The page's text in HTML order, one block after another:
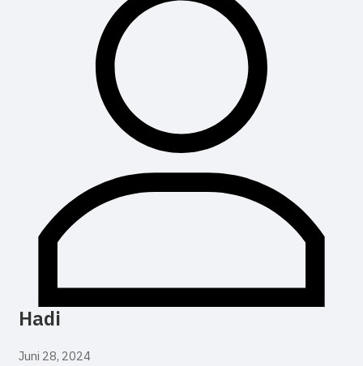
Hadi
Juni 28, 2024